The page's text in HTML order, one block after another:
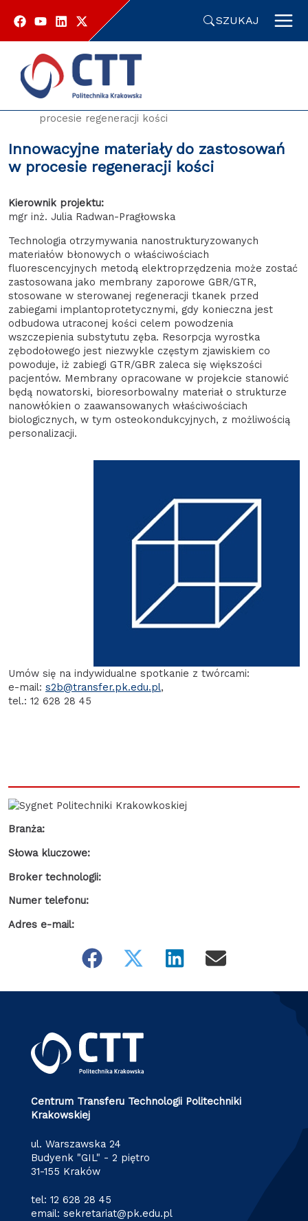
SZUKAJ
Strona główna
Oferty technologiczne
procesie regeneracji kości
Innowacyjne materiały do zastosowań
w procesie regeneracji kości
Kierownik projektu:
mgr inż. Julia Radwan-Pragłowska
Technologia otrzymywania nanostrukturyzowanych
materiałów błonowych o właściwościach
fluorescencyjnych metodą elektroprzędzenia może zostać
zastosowana jako membrany zaporowe GBR/GTR,
stosowane w sterowanej regeneracji tkanek przed
zabiegami implantoprotetycznymi, gdy konieczna jest
odbudowa utraconej kości celem powodzenia
wszczepienia substytutu zęba. Resorpcja wyrostka
zębodołowego jest niezwykle częstym zjawiskiem co
powoduje, iż zabiegi GTR/GBR zaleca się większości
pacjentów. Membrany opracowane w projekcie stanowić
będą nowatorski, bioresorbowalny materiał o strukturze
nanowłókien o zaawansowanych właściwościach
biologicznych, w tym osteokondukcyjnych, z możliwością
personalizacji.
Umów się na indywidualne spotkanie z twórcami:
e-mail: s2b@transfer.pk.edu.pl,
tel.: 12 628 28 45
Branża:
Słowa kluczowe:
Broker technologii:
Numer telefonu:
Adres e-mail:
Centrum Transferu Technologii Politechniki
Krakowskiej
ul. Warszawska 24
Budyenk "GIL" - 2 piętro
31-155 Kraków
tel: 12 628 28 45
email: sekretariat@pk.edu.pl